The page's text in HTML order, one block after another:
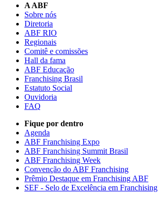
A ABF
Sobre nós
Diretoria
ABF RIO
Regionais
Comitê e comissões
Hall da fama
ABF Educação
Franchising Brasil
Estatuto Social
Ouvidoria
FAQ
Fique por dentro
Agenda
ABF Franchising Expo
ABF Franchising Summit Brasil
ABF Franchising Week
Convenção do ABF Franchising
Prêmio Destaque em Franchising ABF
SEF - Selo de Excelência em Franchising